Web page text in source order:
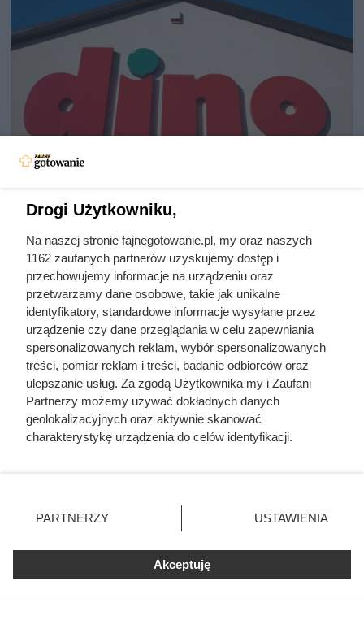
Jedna z najlepszych kaw premium
w promocji. Błyskawicznie znika z
półek
Lavazza Qualità Oro w atrakcyjnej promocji w Dino.
Sprawdź, dlaczego warto skorzystać z oferty i do kiedy jest
ważna.
Drogi Użytkowniku,
Na naszej stronie fajnegotowanie.pl, my oraz naszych
1162 zaufanych partnerów uzyskujemy dostęp i
przechowujemy informacje na urządzeniu oraz
przetwarzamy dane osobowe, takie jak unikalne
identyfikatory, standardowe informacje wysyłane przez
urządzenie czy dane przeglądania w celu zapewniania
spersonalizowanych reklam, wybór spersonalizowanych
treści, pomiar reklam i treści, badanie odbiorców oraz
ulepszanie usług. Za zgodą Użytkownika my i Zaufani
Partnerzy możemy używać dokładnych danych
geolokalizacyjnych oraz aktywnie skanować
charakterystykę urządzenia do celów identyfikacji.
zmienić/wycofać klikając przycisk ustawień prywatności
znajdujący się w lewym dolnym rogu strony
rodzaje przetwarzania danych nie wymagają zgody
użytkownika, ale masz prawo sprzeciwić się takiemu
przetwarzaniu. Preferencje będą miały zastosowania tylko
PARTNERZY USTAWIENIA
Akceptuję